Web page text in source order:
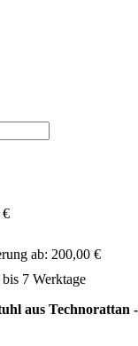
€
ab: 200,00 €
7 Werktage
aus Technorattan